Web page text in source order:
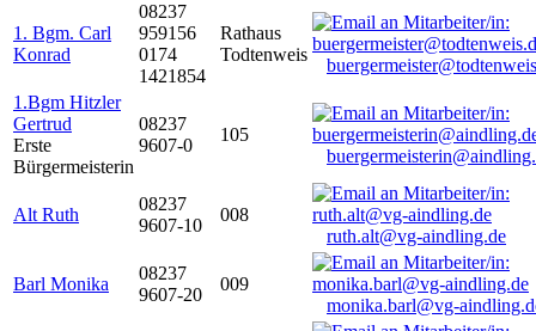
1. Bgm. Carl
Konrad
08237
959156
0174
1421854
Rathaus
Todtenweis
1.Bgm Hitzler
Gertrud
Erste
Bürgermeisterin
08237
9607-0
105
Alt Ruth
08237
9607-10
008
ruth.alt@vg-aindling.de
Barl Monika
08237
9607-20
009
monika.barl@vg-